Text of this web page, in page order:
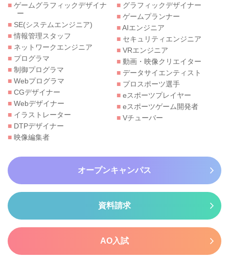
■ ゲームグラフィックデザイナ
ー
■ SE(システムエンジニア)
■情報管理スタッフ
■ ネットワークエンジニア
■ プログラマ
■ 制御プログラマ
■ Webプログラマ
■ CGデザイナー
■ Webデザイナー
■ イラストレーター
■ DTPデザイナー
■ 映像編集者
■ グラフィックデザイナー
■ ゲームプランナー
■AIエンジニア
■ セキュリティエンジニア
■ VRエンジニア
■ 動画・映像クリエイター
■ データサイエンティスト
■ プロスポーツ選手
■ eスポーツプレイヤー
■ eスポーツゲーム開発者
■ Vチューバー
オープンキャンパス
資料請求
AO入試